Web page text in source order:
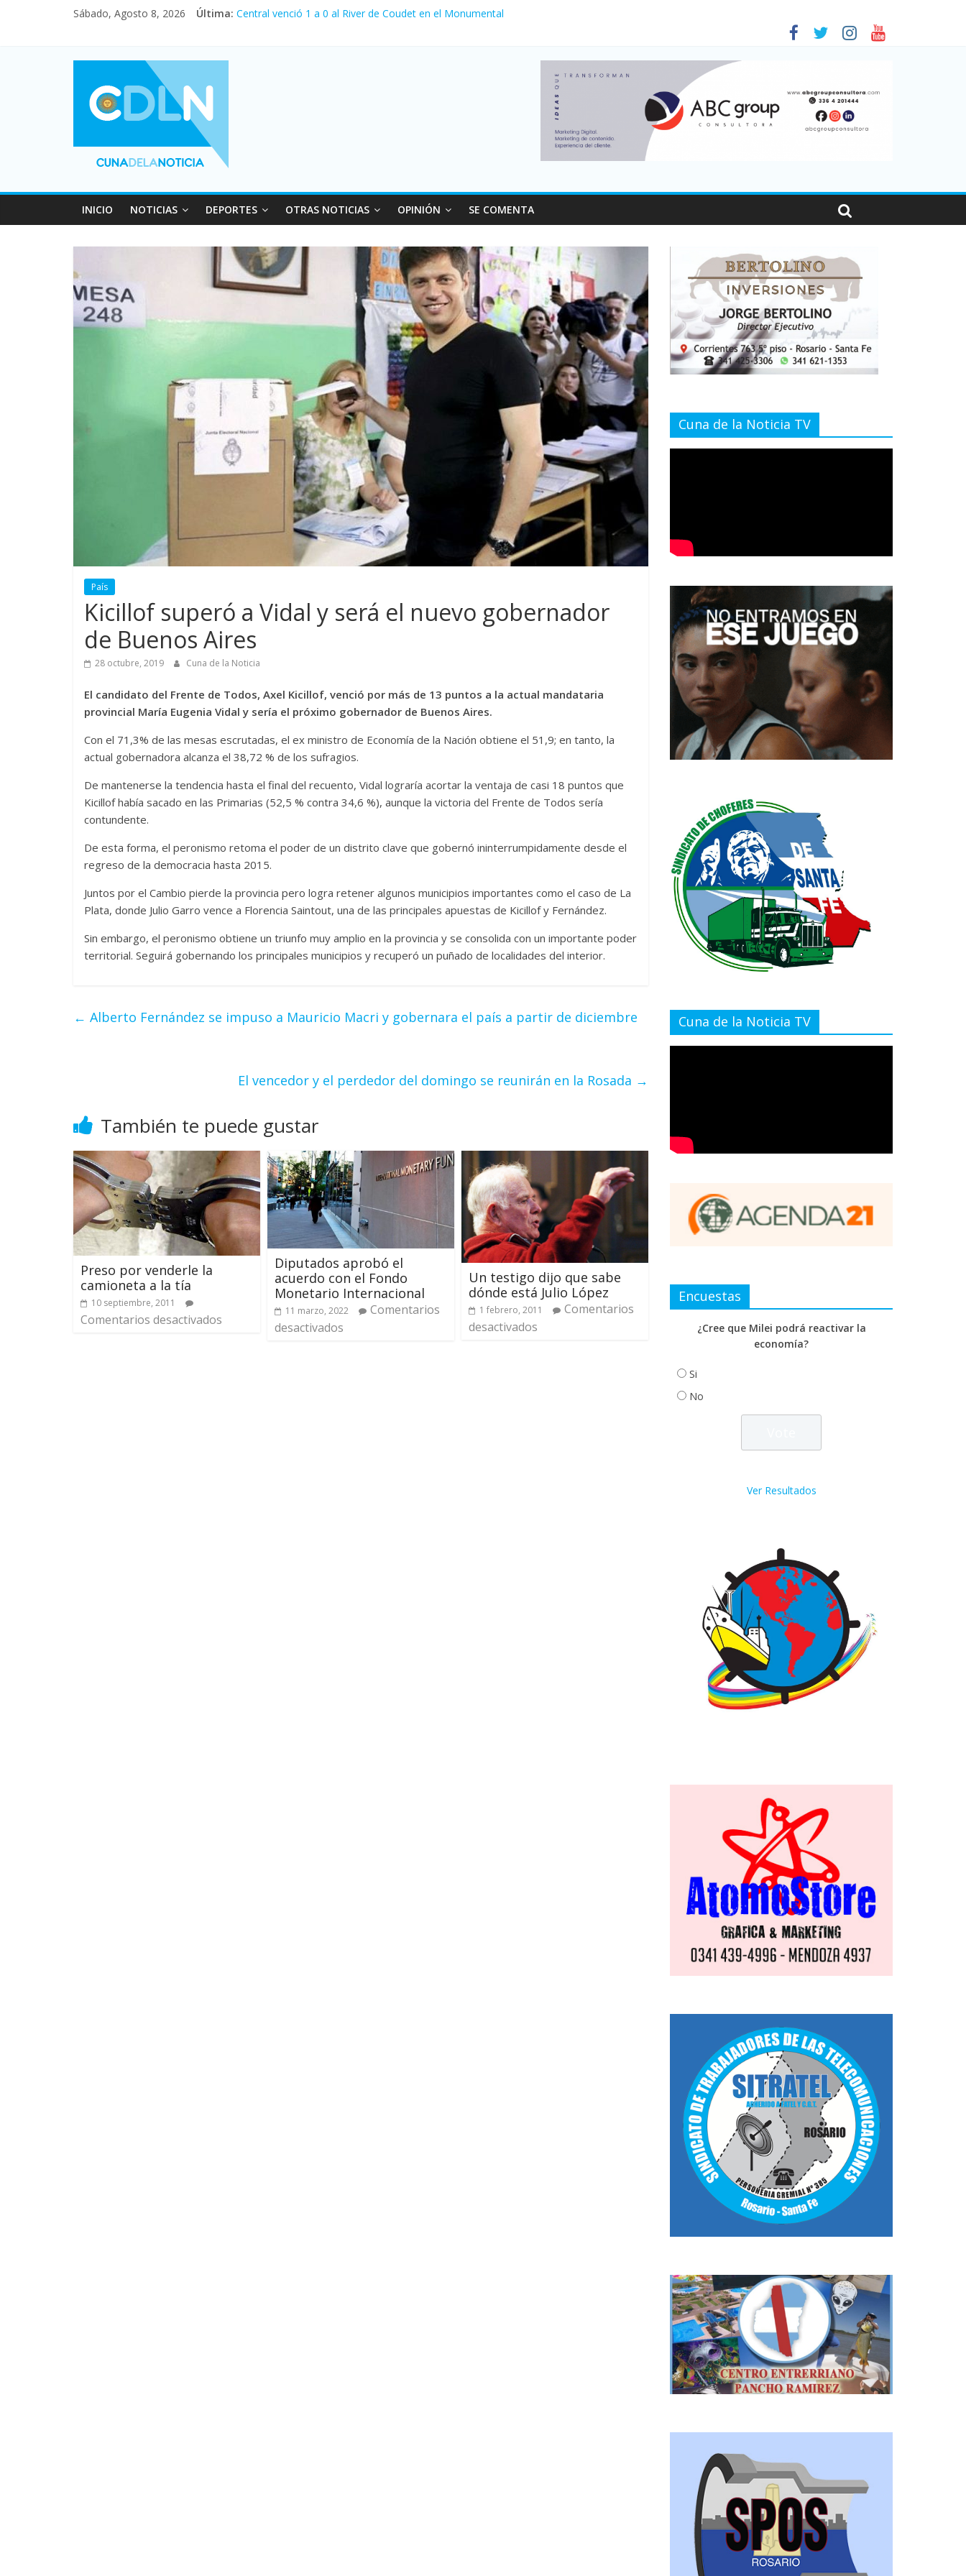
Sábado, Agosto 8, 2026 Última: Central venció 1 a 0 al River de Coudet en el Monumental
Vacaciones de invierno con más movimiento y consumo turístico: 4,6 millones de personas viajaron por el país, un 5,9% más que en 2025
Fuerte caída de la venta de autos usados en julio: bajó un 12,6% interanual
INICIO NOTICIAS DEPORTES OTRAS NOTICIAS OPINIÓN SE COMENTA
País
Kicillof superó a Vidal y será el nuevo gobernador
de Buenos Aires
28 octubre, 2019 Cuna de la Noticia
El candidato del Frente de Todos, Axel Kicillof, venció por más de 13 puntos a la actual mandataria
provincial María Eugenia Vidal y sería el próximo gobernador de Buenos Aires.
Con el 71,3% de las mesas escrutadas, el ex ministro de Economía de la Nación obtiene el 51,9; en tanto, la
actual gobernadora alcanza el 38,72 % de los sufragios.
De mantenerse la tendencia hasta el final del recuento, Vidal lograría acortar la ventaja de casi 18 puntos que
Kicillof había sacado en las Primarias (52,5 % contra 34,6 %), aunque la victoria del Frente de Todos sería
contundente.
De esta forma, el peronismo retoma el poder de un distrito clave que gobernó ininterrumpidamente desde el
regreso de la democracia hasta 2015.
Juntos por el Cambio pierde la provincia pero logra retener algunos municipios importantes como el caso de La
Plata, donde Julio Garro vence a Florencia Saintout, una de las principales apuestas de Kicillof y Fernández.
Sin embargo, el peronismo obtiene un triunfo muy amplio en la provincia y se consolida con un importante poder
territorial. Seguirá gobernando los principales municipios y recuperó un puñado de localidades del interior.
← Alberto Fernández se impuso a Mauricio Macri y gobernara el país a partir de diciembre
El vencedor y el perdedor del domingo se reunirán en la Rosada →
También te puede gustar
Preso por venderle la
camioneta a la tía
10 septiembre, 2011
Comentarios desactivados
Diputados aprobó el
acuerdo con el Fondo
Monetario Internacional
11 marzo, 2022
Comentarios
desactivados
Un testigo dijo que sabe
dónde está Julio López
1 febrero, 2011
Comentarios
desactivados
Cuna de la Noticia TV
Cuna de la Noticia TV
Encuestas
¿Cree que Milei podrá reactivar la
economía?
Si
No
Ver Resultados